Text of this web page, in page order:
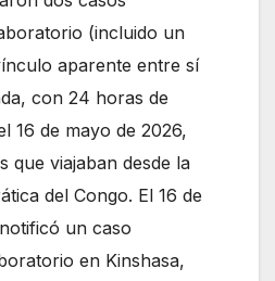
(incluido un
aparente entre sí
con 24 horas de
16 de mayo de 2026,
que viajaban desde la
del Congo. El 16 de
un caso
en Kinshasa,